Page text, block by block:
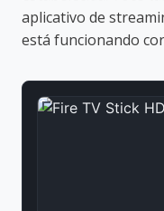
aplicativo de
está funcionando